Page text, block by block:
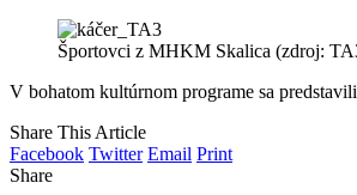
Športovci z MHKM Skalica (zdroj:
V bohatom kultúrnom programe sa
Share This Article
Facebook Twitter Email Print
Share